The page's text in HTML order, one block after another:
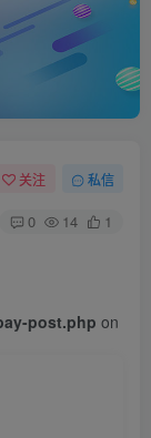
关注 私信
0 14 1
post.php on